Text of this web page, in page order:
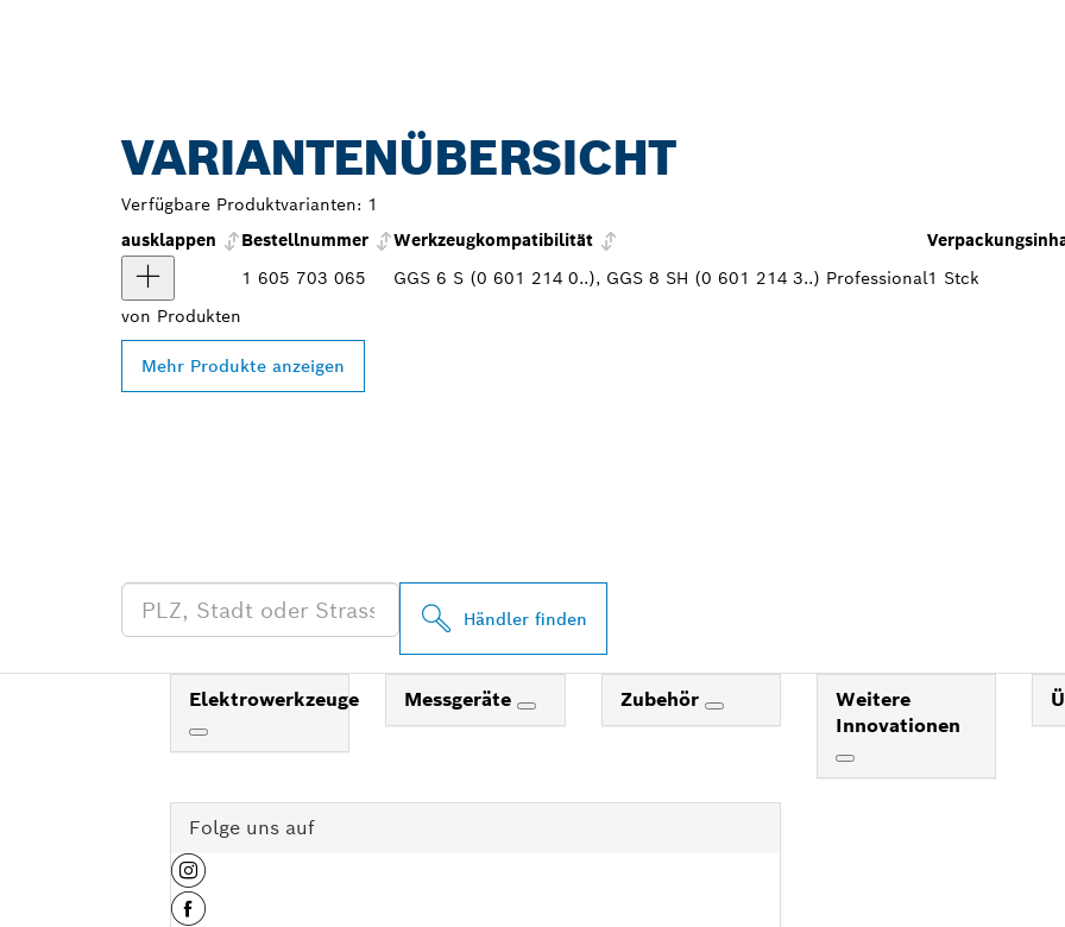
VARIANTENÜBERSICHT
Verfügbare Produktvarianten: 1
ausklappen
Bestellnummer Werkzeugkompatibilität
1 605 703 065
GGS 6 S (0 601 214 0..), GGS 8 SH (0 601 214 3..) Professional1 Stck
von Produkten
Mehr Produkte anzeigen
Händler finden
Elektrowerkzeuge Messgeräte Zubehör
Weitere
Innovationen
Folge uns auf